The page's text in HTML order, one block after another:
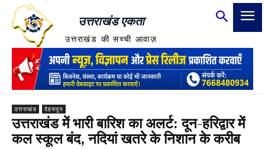
उत्तराखंड एकता
उत्तराखंड की सच्ची आवाज़
उत्तराखंड देहरादून
उत्तराखंड में भारी बारिश का अलर्ट: दून-हरिद्वार में
कल स्कूल बंद, नदियां खतरे के निशान के करीब